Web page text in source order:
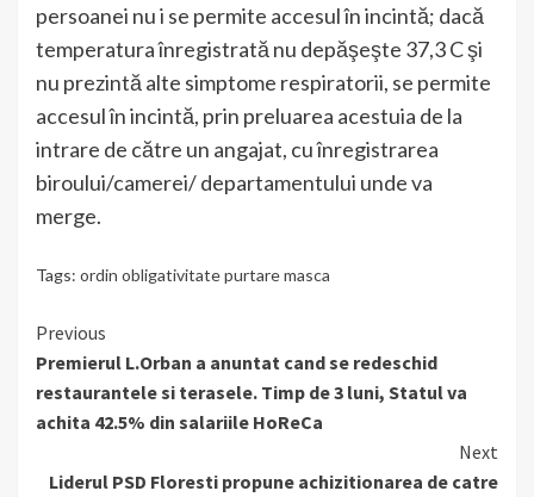
persoanei nu i se permite accesul în incintă; dacă
temperatura înregistrată nu depăşeşte 37,3 C şi
nu prezintă alte simptome respiratorii, se permite
accesul în incintă, prin preluarea acestuia de la
intrare de către un angajat, cu înregistrarea
biroului/camerei/ departamentului unde va
merge.
Tags: ordin obligativitate purtare masca
Continue
Reading
Previous
Premierul L.Orban a anuntat cand se redeschid
restaurantele si terasele. Timp de 3 luni, Statul va
achita 42.5% din salariile HoReCa
Next
Liderul PSD Floresti propune achizitionarea de catre